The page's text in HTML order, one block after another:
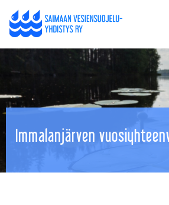
Immalanjärven